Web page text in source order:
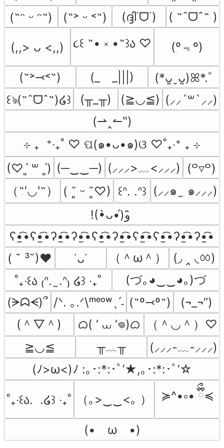
(˶ᵔ ᵕ ᵔ˶)
(˶˃ ᵕ ˂˶) (ദ്ദി˙ᗜ˙) ( ˶ˆᗜˆ˵ )
(,,> ᴗ <,,) ૮꒰ ˶• ༝ •˶꒱ა ♡ (º﹃º)
(˶˃⤙˂˶) (_　_|||)
(*ᴗ͈ˬᴗ͈)ꕤ*.ﾟ
꒰ঌ(˶ˆᗜˆ˵)໒꒱
(╥_╥) (≧◡≦) (⸝⸝´꒳`⸝⸝)
(⇀‸↼‶)
⊹ ₊  ⁺‧₊˚ ♡ ପ(๑•ᴗ•๑)ଓ ♡˚₊‧⁺ ₊ ⊹
(♡ˊ͈ ꒳ ˋ͈) (─‿‿─) (⸝⸝⸝>﹏<⸝⸝⸝) (꒪▿꒪)
（˶′◡‵˶）
( ˘͈ ᵕ ˘͈♡) ꒰ᐢ. .ᐢ꒱ (⸝⸝๑  ̫ ๑⸝⸝⸝)
ʕ•̫͡•ʕ•̫͡•ʔ•̫͡•ʔ•̫͡•ʕ•̫͡•ʔ•̫͡•ʕ•̫͡•ʕ•̫͡•ʔ•̫͡•ʔ•̫͡•
( ˘ ³˘)♥
˙ᴗ˙ （＾ω＾）
(◞ ‸ ◟ㆀ)
˚₊‧꒰ა ₍ᐢ.  ̫.ᐢ₎ ໒꒱ ‧₊˚
(づ｡◕‿‿◕｡)づ
(ᗒᗣᗕ)՞ /ᐠ. ｡.ᐟ\ᵐᵉᵒʷˎˊ˗ (˶º⤙º˶)
(¬_¬”)
(＾▽＾)
ᜊ( ‘ ⩊ ‘𖦹)ᜊ
（＾◡＾）♡
≧◡≦
╥﹏╥
(⸝⸝⸝-﹏-⸝⸝⸝)
(ﾉ>ω<)ﾉ :｡･:*:･ﾟ’★,｡･:*:･ﾟ’☆
˚₊‧꒰ა.  .໒꒱ ‧₊˚ （｡>‿‿<｡ ） ≽^•༚• ྀིྀ≼
(•　ω　•)